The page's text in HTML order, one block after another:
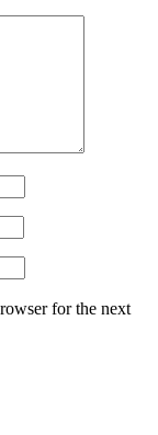
for the next